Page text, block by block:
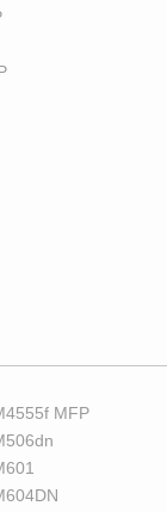
MFP